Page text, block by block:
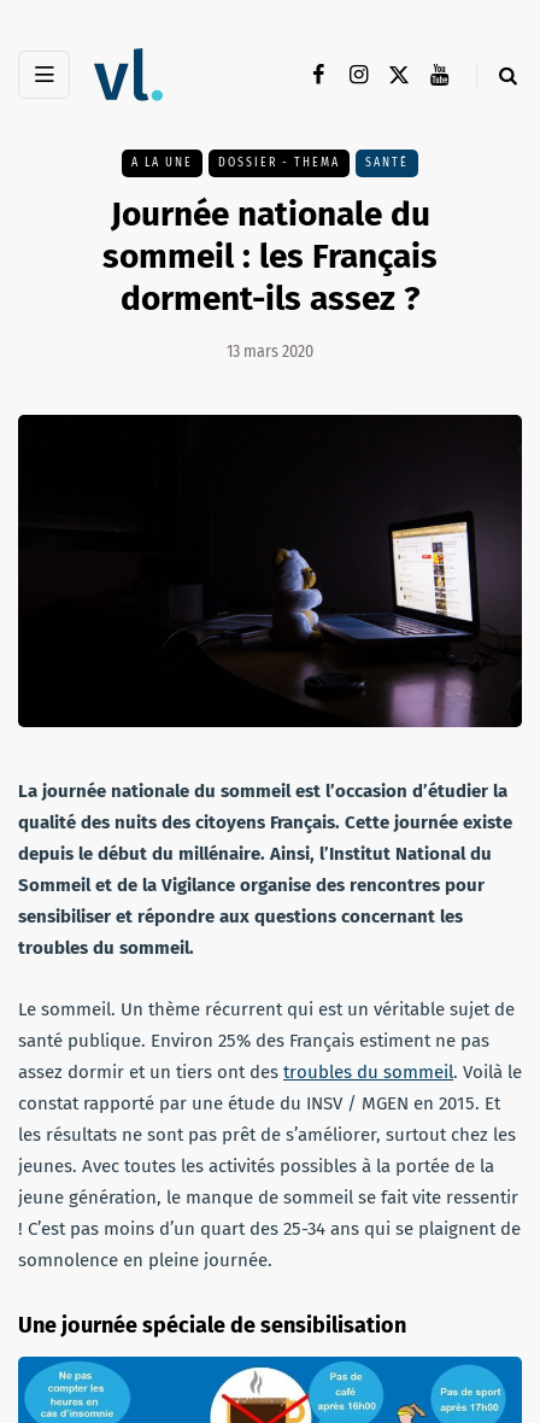
A LA UNE DOSSIER - THEMA SANTÉ
Journée nationale du
sommeil : les Français
dorment-ils assez ?
13 mars 2020
La journée nationale du sommeil est l’occasion d’étudier la
qualité des nuits des citoyens Français. Cette journée existe
depuis le début du millénaire. Ainsi, l’Institut National du
Sommeil et de la Vigilance organise des rencontres pour
sensibiliser et répondre aux questions concernant les
troubles du sommeil.
Le sommeil. Un thème récurrent qui est un véritable sujet de
santé publique. Environ 25% des Français estiment ne pas
assez dormir et un tiers ont des troubles du sommeil. Voilà le
constat rapporté par une étude du INSV / MGEN en 2015. Et
les résultats ne sont pas prêt de s’améliorer, surtout chez les
jeunes. Avec toutes les activités possibles à la portée de la
jeune génération, le manque de sommeil se fait vite ressentir
! C’est pas moins d’un quart des 25-34 ans qui se plaignent de
somnolence en pleine journée.
Une journée spéciale de sensibilisation